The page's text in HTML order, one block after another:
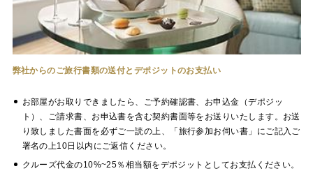
弊社からのご旅行書類の送付とデポジットのお支払い
お部屋がお取りできましたら、ご予約確認書、お申込金（デポジッ
ト）、ご請求書、お申込書を含む契約書面等をお送りいたします。お送
り致しました書面を必ずご一読の上、「旅行参加お伺い書」にご記入ご
署名の上10日以内にご返信ください。
クルーズ代金の10%~25％相当額をデポジットとしてお支払ください。